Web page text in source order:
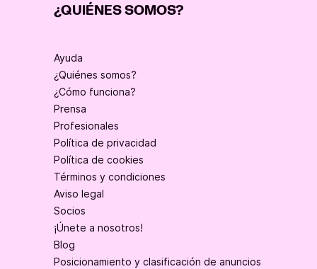
¿QUIÉNES SOMOS?
Ayuda
¿Quiénes somos?
¿Cómo funciona?
Prensa
Profesionales
Política de privacidad
Política de cookies
Términos y condiciones
Aviso legal
Socios
¡Únete a nosotros!
Blog
Posicionamiento y clasificación de anuncios